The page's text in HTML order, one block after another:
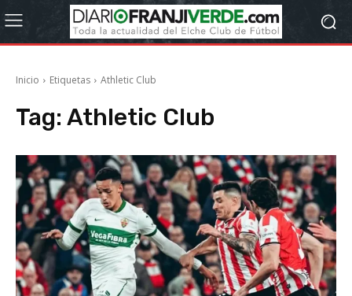
Inicio Etiquetas Athletic Club
Tag: Athletic Club